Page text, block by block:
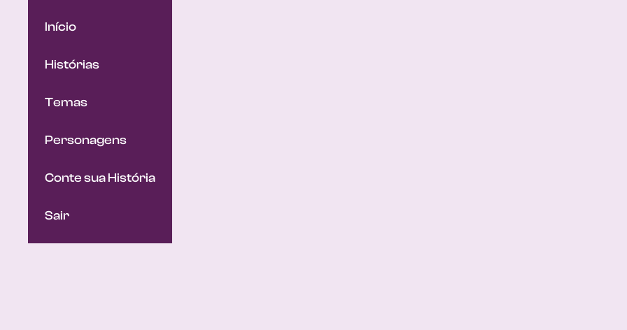
Início
Histórias
Temas
Personagens
Conte sua História
Sair